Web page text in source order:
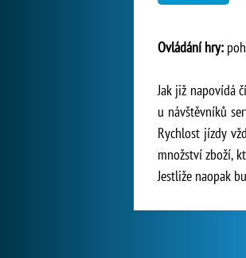
Ovládání hry:
Jak již napovídá
u návštěvníků
Rychlost jízdy
množství zboží,
Jestliže naopak